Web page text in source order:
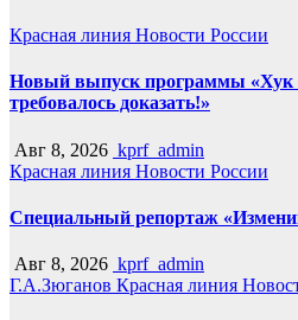
Красная линия Новости России
Новый выпуск программы «Хук
требовалось доказать!»
Авг 8, 2026 kprf_admin
Красная линия Новости России
Специальный репортаж
Авг 8, 2026 kprf_admin
Г.А.Зюганов Красная линия